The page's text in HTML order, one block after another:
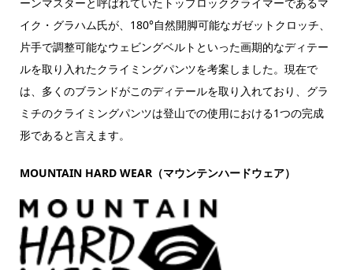
イク・グラハム氏が、180°自然開脚可能なガゼットクロッチ、
片手で調整可能なウェビングベルトといった画期的なディテー
ルを取り入れたクライミングパンツを考案しました。現在で
は、多くのブランドがこのディテールを取り入れており、グラ
ミチのクライミングパンツは登山での使用における1つの完成
形であると言えます。
MOUNTAIN HARD WEAR（マウンテンハードウェア）